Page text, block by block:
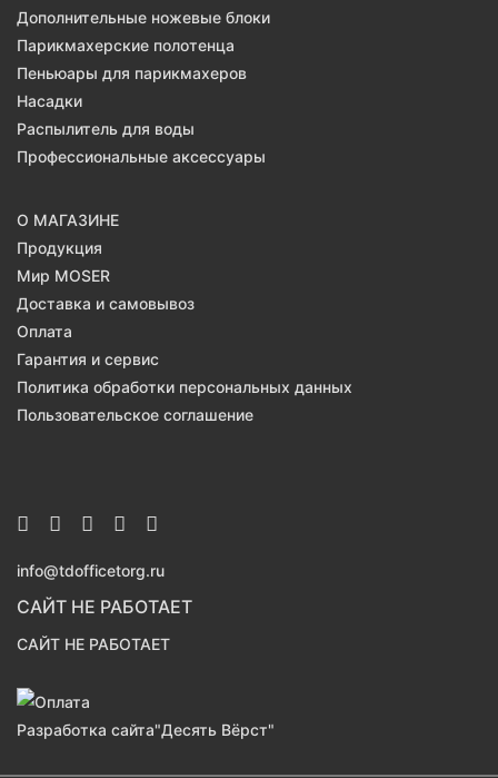
Дополнительные ножевые блоки
Парикмахерские полотенца
Пеньюары для парикмахеров
Насадки
Распылитель для воды
Профессиональные аксессуары
О МАГАЗИНЕ
Продукция
Мир MOSER
Доставка и самовывоз
Оплата
Гарантия и сервис
Политика обработки персональных данных
Пользовательское соглашение
info@tdofficetorg.ru
САЙТ НЕ РАБОТАЕТ
САЙТ НЕ РАБОТАЕТ
Разработка сайта"Десять Вёрст"